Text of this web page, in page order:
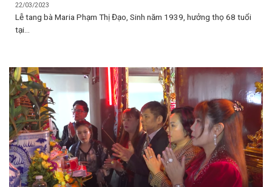
22/03/2023
Lễ tang bà Maria Phạm Thị Đạo, Sinh năm 1939, hưởng thọ 68 tuổi
tại...